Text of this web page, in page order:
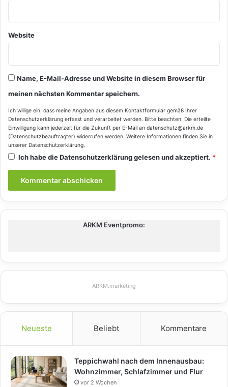
Website
Name, E-Mail-Adresse und Website in diesem Browser für
meinen nächsten Kommentar speichern.
Ich willige ein, dass meine Angaben aus diesem Kontaktformular gemäß Ihrer
Datenschutzerklärung erfasst und verarbeitet werden. Bitte beachten: Die erteilte
Einwilligung kann jederzeit für die Zukunft per E-Mail an datenschutz@arkm.de
(Datenschutzbeauftragter) widerrufen werden. Weitere Informationen finden Sie in
unserer Datenschutzerklärung.
Ich habe dieDatenschutzerklärunggelesen und akzeptiert. *
ARKM Eventpromo:
ARKM.marketing
Neueste Beliebt Kommentare
Teppichwahl nach dem Innenausbau:
Wohnzimmer, Schlafzimmer und Flur
vor 2 Wochen